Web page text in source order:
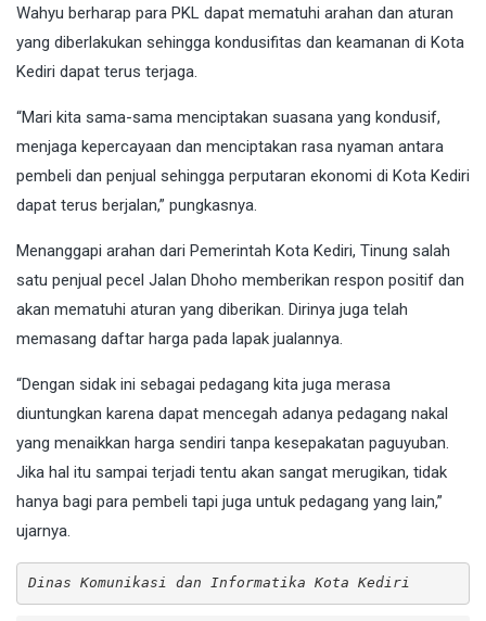
Wahyu berharap para PKL dapat mematuhi arahan dan aturan
yang diberlakukan sehingga kondusifitas dan keamanan di Kota
Kediri dapat terus terjaga.
“Mari kita sama-sama menciptakan suasana yang kondusif,
menjaga kepercayaan dan menciptakan rasa nyaman antara
pembeli dan penjual sehingga perputaran ekonomi di Kota Kediri
dapat terus berjalan,” pungkasnya.
Menanggapi arahan dari Pemerintah Kota Kediri, Tinung salah
satu penjual pecel Jalan Dhoho memberikan respon positif dan
akan mematuhi aturan yang diberikan. Dirinya juga telah
memasang daftar harga pada lapak jualannya.
“Dengan sidak ini sebagai pedagang kita juga merasa
diuntungkan karena dapat mencegah adanya pedagang nakal
yang menaikkan harga sendiri tanpa kesepakatan paguyuban.
Jika hal itu sampai terjadi tentu akan sangat merugikan, tidak
hanya bagi para pembeli tapi juga untuk pedagang yang lain,”
ujarnya.
Dinas Komunikasi dan Informatika Kota Kediri